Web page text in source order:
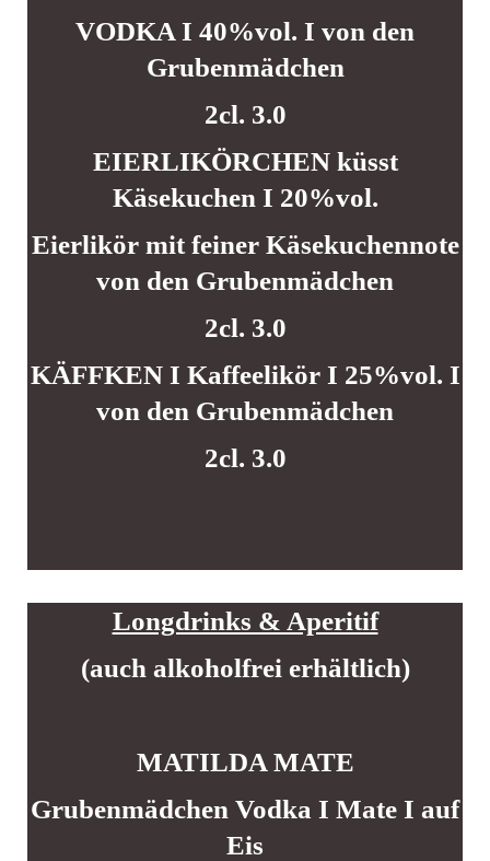
VODKA I 40%vol. I von den
Grubenmädchen
2cl. 3.0
EIERLIKÖRCHEN küsst
Käsekuchen I 20%vol.
Eierlikör mit feiner Käsekuchennote
von den Grubenmädchen
2cl. 3.0
KÄFFKEN I Kaffeelikör I 25%vol. I
von den Grubenmädchen
2cl. 3.0
Longdrinks & Aperitif
(auch alkoholfrei erhältlich)
MATILDA MATE
Grubenmädchen Vodka I Mate I auf
Eis